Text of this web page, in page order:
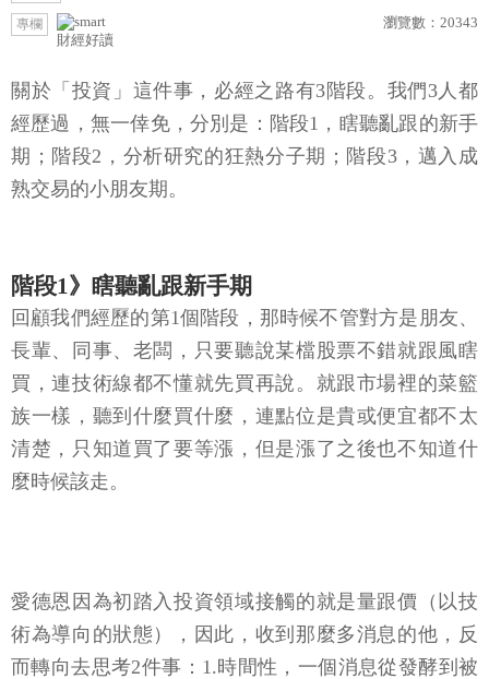
專欄
財經好讀
瀏覽數： 20343
關於「投資」這件事，必經之路有3階段。我們3人都
經歷過，無一倖免，分別是：階段1，瞎聽亂跟的新手
期；階段2，分析研究的狂熱分子期；階段3，邁入成
熟交易的小朋友期。
階段1》瞎聽亂跟新手期
回顧我們經歷的第1個階段，那時候不管對方是朋友、
長輩、同事、老闆，只要聽說某檔股票不錯就跟風瞎
買，連技術線都不懂就先買再說。就跟市場裡的菜籃
族一樣，聽到什麼買什麼，連點位是貴或便宜都不太
清楚，只知道買了要等漲，但是漲了之後也不知道什
麼時候該走。
愛德恩因為初踏入投資領域接觸的就是量跟價（以技
術為導向的狀態），因此，收到那麼多消息的他，反
而轉向去思考2件事：1.時間性，一個消息從發酵到被